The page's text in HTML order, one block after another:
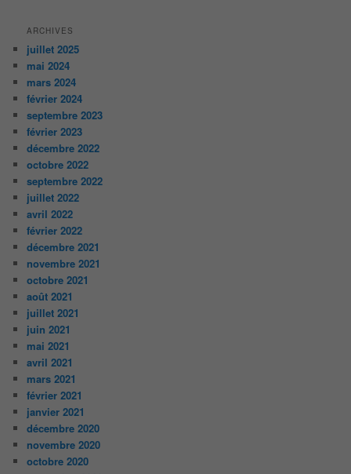
ARCHIVES
juillet 2025
mai 2024
mars 2024
février 2024
septembre 2023
février 2023
décembre 2022
octobre 2022
septembre 2022
juillet 2022
avril 2022
février 2022
décembre 2021
novembre 2021
octobre 2021
août 2021
juillet 2021
juin 2021
mai 2021
avril 2021
mars 2021
février 2021
janvier 2021
décembre 2020
novembre 2020
octobre 2020